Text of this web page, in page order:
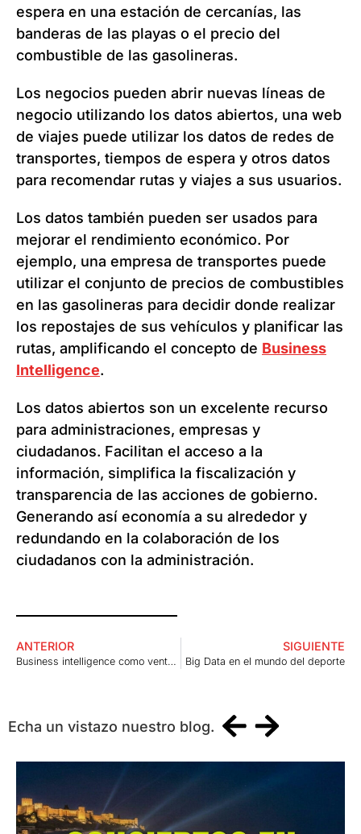
espera en una estación de cercanías, las
banderas de las playas o el precio del
combustible de las gasolineras.
Los negocios pueden abrir nuevas líneas de
negocio utilizando los datos abiertos, una web
de viajes puede utilizar los datos de redes de
transportes, tiempos de espera y otros datos
para recomendar rutas y viajes a sus usuarios.
Los datos también pueden ser usados para
mejorar el rendimiento económico. Por
ejemplo, una empresa de transportes puede
utilizar el conjunto de precios de combustibles
en las gasolineras para decidir donde realizar
los repostajes de sus vehículos y planificar las
rutas, amplificando el concepto de Business
Intelligence.
Los datos abiertos son un excelente recurso
para administraciones, empresas y
ciudadanos. Facilitan el acceso a la
información, simplifica la fiscalización y
transparencia de las acciones de gobierno.
Generando así economía a su alrededor y
redundando en la colaboración de los
ciudadanos con la administración.
ANTERIOR
Business intelligence como ventaja empresarial
SIGUIENTE
Big Data en el mundo del deporte
Echa un vistazo nuestro blog.